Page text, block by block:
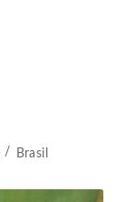
Brasil